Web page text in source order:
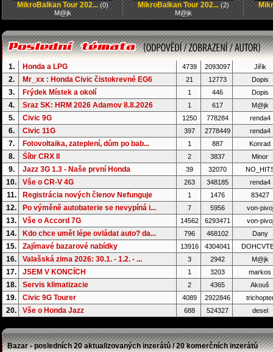
MikroBalkan Tour 202...(0)
M@jk
MikroBalkan Tour 202...(2)
M@jk
1. Honda a LPG 4739 2093097 Jiřik
2. Mr_xx : Honda Civic čistokrevné EG6 21 12773 Dopis
3. Frýdek Místek a okolí 1 446 Dopis
4. Sraz SK: HRM 2026 Adamov 8.8.2026 1 617 M@jk
5. Civic 9G 1250 778284 renda4
6. Civic 11G 397 2778449 renda4
7. Fotovoltaika, zateplení, dům po bab... 1 887 Konrad
8. Śíbr CRX II 2 3837 Minor
9. Jazz 3G 1.3 - Naše první Honda 39 32070
10. Vše o CR-V 4G 263 348185 renda4
11. Registrácia nových členov Nefunguje 1 1476 83427
12. Po výměně autobaterie se nevypíná i... 7 5956 von-pivoj
13. Vše o Accord 7G 14562 6293471 von-pivoj
14. Kdo chce umět lépe ovládat auto? da... 796 468102 Dany
15. Zajímavé bazarové nabídky 13916 4304041
16. Valašská zima 2026: 30.1. - 1.2. - ... 3 2942 M@jk
17. JSEM V KONCÍCH 1 3203 markos
18. Servis klimatizacie 2 4365 Akouš
19. Civic 9G Tourer 4089 2922846
20. Vše o Honda Jazz 688 524327 desel
Bazar - posledních 20 aktualizovaných inzerátů / 20 komerčních inzerátů